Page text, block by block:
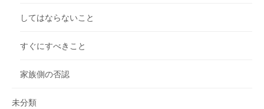
してはならないこと
すぐにすべきこと
家族側の否認
未分類